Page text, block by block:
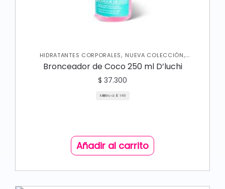
HIDRATANTES CORPORALES, NUEVA COLECCIÓN,
PROTECTOR SOLAR, SKIN CARE CORPORAL
Bronceador de Coco 250 ml D’luchi
$ 37.300
Mililitro a: $ 149
Añadir al carrito